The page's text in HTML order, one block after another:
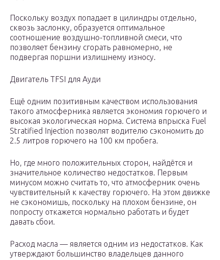
Поскольку воздух попадает в цилиндры отдельно,
сквозь заслонку, образуется оптимальное
соотношение воздушно-топливной смеси, что
позволяет бензину сгорать равномерно, не
подвергая поршни излишнему износу.
Двигатель TFSI для Ауди
Ещё одним позитивным качеством использования
такого атмосферника является экономия горючего и
высокая экологическая норма. Система впрыска Fuel
Stratified Injection позволят водителю сэкономить до
2.5 литров горючего на 100 км пробега.
Но, где много положительных сторон, найдётся и
значительное количество недостатков. Первым
минусом можно считать то, что атмосферник очень
чувствительный к качеству горючего. На этом движке
не сэкономишь, поскольку на плохом бензине, он
попросту откажется нормально работать и будет
давать сбои.
Расход масла — является одним из недостатков. Как
утверждают большинство владельцев данного